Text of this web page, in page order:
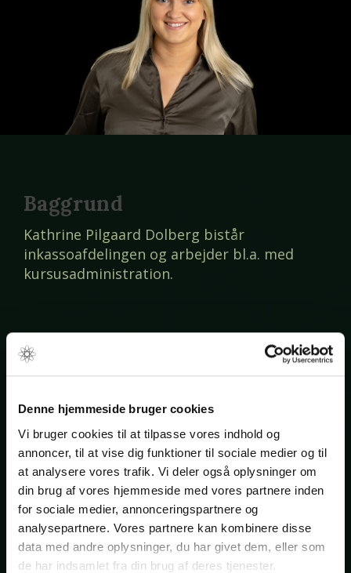
Denne hjemmeside bruger cookies
Vi bruger cookies til at tilpasse vores indhold og
annoncer, til at vise dig funktioner til sociale medier og til
at analysere vores trafik. Vi deler også oplysninger om
din brug af vores hjemmeside med vores partnere inden
for sociale medier, annonceringspartnere og
analysepartnere. Vores partnere kan kombinere disse
data med andre oplysninger, du har givet dem, eller som
de har indsamlet fra din brug af deres tjenester.
Baggrund
Kathrine Pilgaard Dolberg bistår
inkassoafdelingen og arbejder bl.a. med
kursusadministration.
Udtalelser
Tak for den hurtige håndtering.
Kunde
Tak for hurtig assistance, Kathrine 😊
(Fødevarevirksomhed)